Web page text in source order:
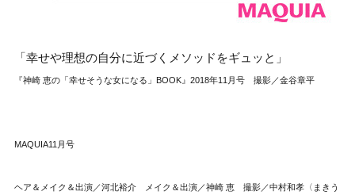
「幸せや理想の自分に近づくメソッドをギュッと」
『神崎 恵の「幸せそうな女になる」BOOK』2018年11月号 撮影／金谷章平
MAQUIA11月号
ヘア＆メイク＆出演／河北裕介 メイク＆出演／神崎 恵 撮影／中村和孝〈まきう